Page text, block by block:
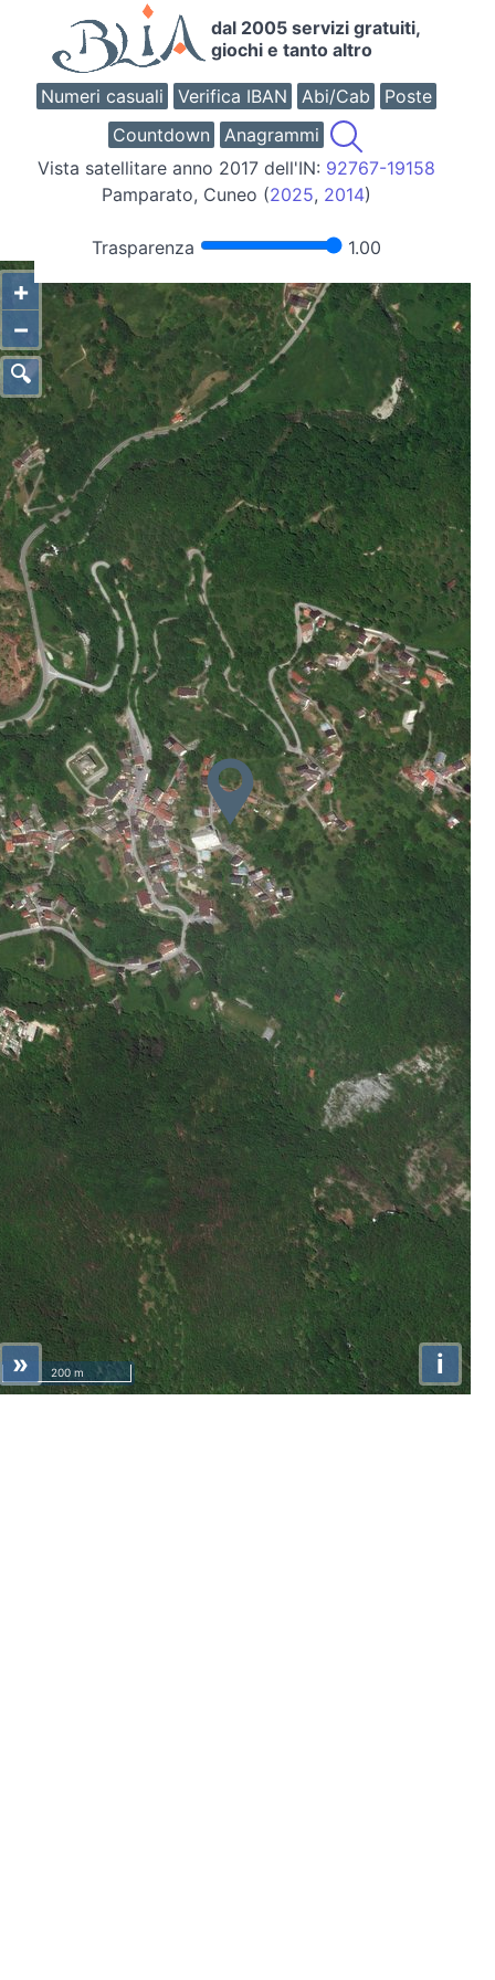
dal 2005 servizi gratuiti,
giochi e tanto altro
Numeri casuali Verifica IBAN Abi/Cab
Poste
Countdown
Anagrammi
Vista satellitare anno 2017 dell'IN: 92767-19158
Pamparato, Cuneo (2025, 2014)
Trasparenza 1.00
+
−
i
200 m
»